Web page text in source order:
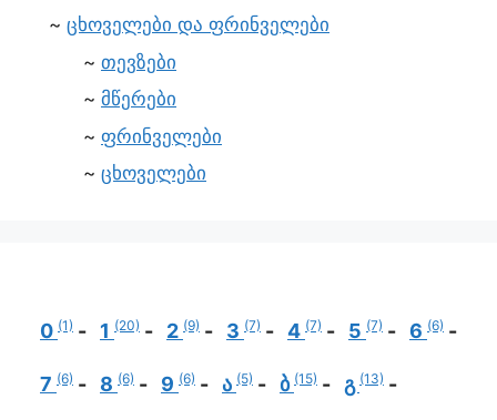
ცხოველები და ფრინველები
თევზები
მწერები
ფრინველები
ცხოველები
0 (1) 1 (20) 2 (9) 3 (7) 4 (7) 5 (7) 6 (6)
7 (6) 8 (6) 9 (6) ა (5) ბ (15) გ (13)